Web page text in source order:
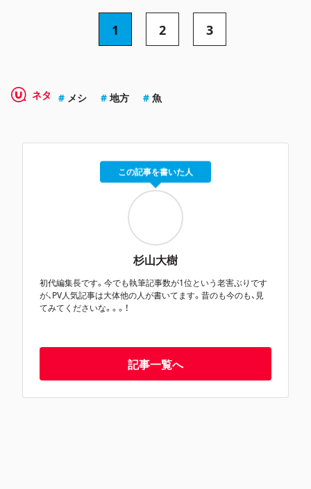
1 2 3
ネタ メシ 地方 魚
この記事を書いた人
杉山大樹
初代編集長です。今でも執筆記事数が1位という老害ぶりです
が、PV人気記事は大体他の人が書いてます。昔のも今のも、見
てみてくださいな。。。！
記事一覧へ